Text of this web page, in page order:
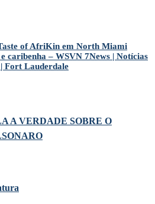
of AfriKin em North Miami
caribenha – WSVN 7News | Notícias
Fort Lauderdale
A VERDADE SOBRE O